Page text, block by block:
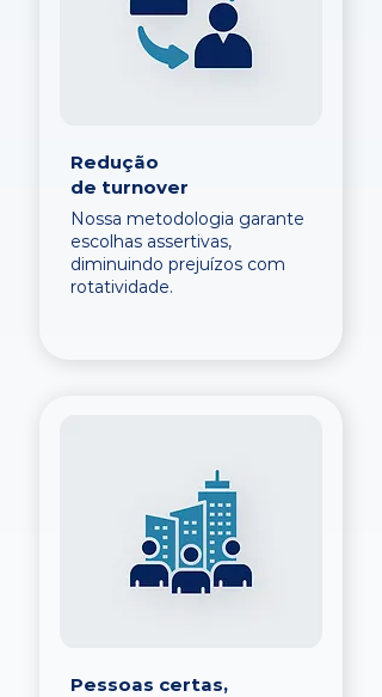
Redução
de turnover
Nossa metodologia garante
escolhas assertivas,
diminuindo prejuízos com
rotatividade.
Pessoas certas,